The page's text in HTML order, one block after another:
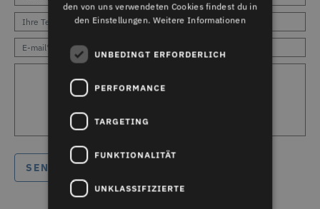
den von uns verwendeten Cookies findest du in
den Einstellungen. Weitere Informationen
UNBEDINGT ERFORDERLICH
PERFORMANCE
TARGETING
FUNKTIONALITÄT
UNKLASSIFIZIERTE